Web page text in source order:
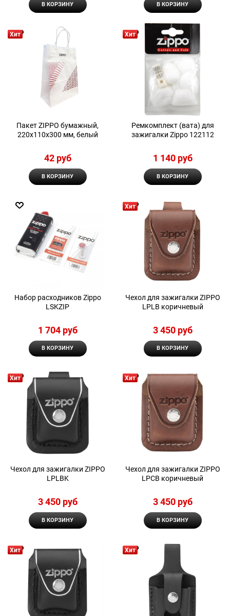
В КОРЗИНУ В КОРЗИНУ
Хит
Пакет ZIPPO бумажный,
220x110x300 мм, белый
42 руб
В КОРЗИНУ
Хит
Ремкомплект (вата) для
зажигалки Zippo 122112
1 140 руб
В КОРЗИНУ
Набор расходников Zippo
LSKZIP
1 704 руб
В КОРЗИНУ
Хит
Чехол для зажигалки ZIPPO
LPLB коричневый
3 450 руб
В КОРЗИНУ
Хит
Чехол для зажигалки ZIPPO
LPLBK
3 450 руб
В КОРЗИНУ
Хит
Чехол для зажигалки ZIPPO
LPCB коричневый
3 450 руб
В КОРЗИНУ
Хит Хит